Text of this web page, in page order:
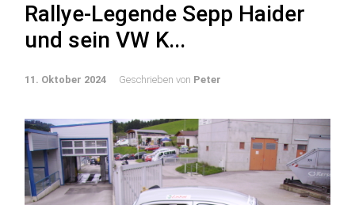
Rallye-Legende Sepp Haider
und sein VW K...
11. Oktober 2024 Geschrieben von Peter